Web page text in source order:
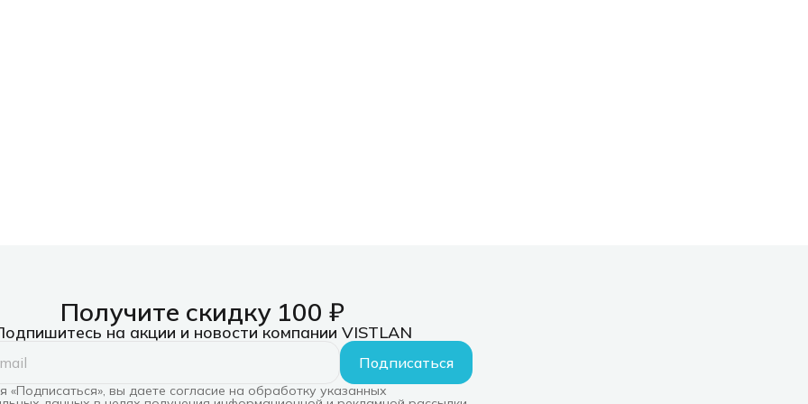
Получите скидку 100 ₽
на акции и новости компании VISTLAN
Подписаться
«Подписаться», вы даете согласие на обработку указанных